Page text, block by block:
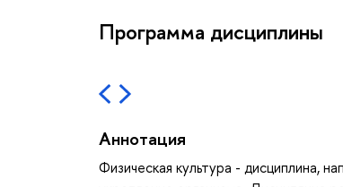
Программа дисциплины
Аннотация
Физическая культура - дисциплина,